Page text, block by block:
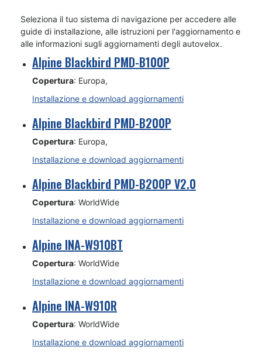
Seleziona il tuo sistema di navigazione per accedere alle
guide di installazione, alle istruzioni per l'aggiornamento e
alle informazioni sugli aggiornamenti degli autovelox.
Alpine Blackbird PMD-B100P
Copertura: Europa,
Installazione e download aggiornamenti
Alpine Blackbird PMD-B200P
Copertura: Europa,
Installazione e download aggiornamenti
Alpine Blackbird PMD-B200P V2.0
Copertura: WorldWide
Installazione e download aggiornamenti
Alpine INA-W910BT
Copertura: WorldWide
Installazione e download aggiornamenti
Alpine INA-W910R
Copertura: WorldWide
Installazione e download aggiornamenti